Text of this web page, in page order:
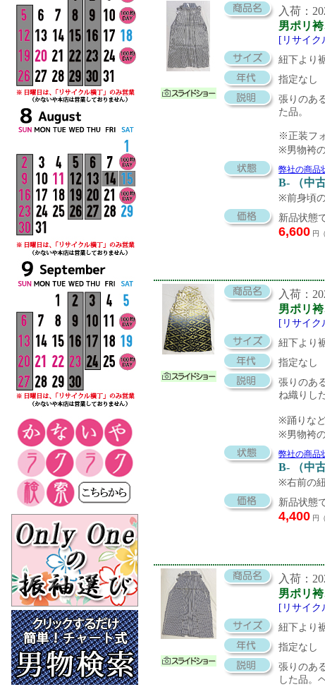
入荷：
男ポリ
[リサイク
紐下より
指定なし
張りのあ
た品。
※正装フ
※男物袴
弊社の商品
B- （中
※前身頃
新品状態
6,600 円
入荷：
男ポリ
[リサイク
紐下より
指定なし
張りのあ
ね織りし
※踊りな
※男物袴
弊社の商品
B- （中
※右前の
新品状態
4,400 円
入荷：
男ポリ
[リサイク
紐下より
指定なし
張りのあ
した品。